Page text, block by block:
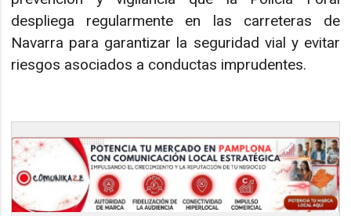
despliega regularmente en las carreteras de
Navarra para garantizar la seguridad vial y evitar
riesgos asociados a conductas imprudentes.